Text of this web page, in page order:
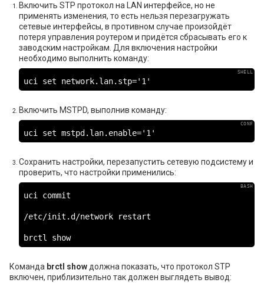
Включить STP протокол на LAN интерфейсе, но не
применять изменения, то есть нельзя перезагружать
сетевые интерфейсы, в противном случае произойдёт
потеря управления роутером и придётся сбрасывать его к
заводским настройкам. Для включения настройки
необходимо выполнить команду:
uci set network.lan.stp='1'
Включить MSTPD, выполнив команду:
uci set mstpd.lan.enable='1'
Сохранить настройки, перезапустить сетевую подсистему и
проверить, что настройки применились:
uci commit
/etc/init.d/network restart
brctl show
Команда brctl show должна показать, что протокол STP
включен, приблизительно так должен выглядеть вывод: